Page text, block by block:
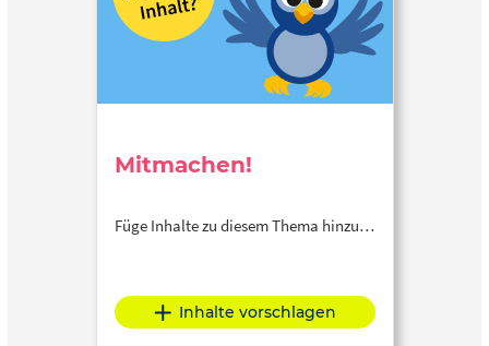
Mitmachen!
Füge Inhalte zu diesem Thema hinzu…
Inhalte vorschlagen